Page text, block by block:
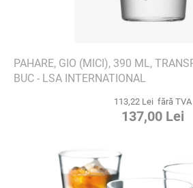
PAHARE, GIO (MICI), 390 ML,
BUC - LSA INTERNATIONAL
113,22 Lei fără TVA
137,00 Lei